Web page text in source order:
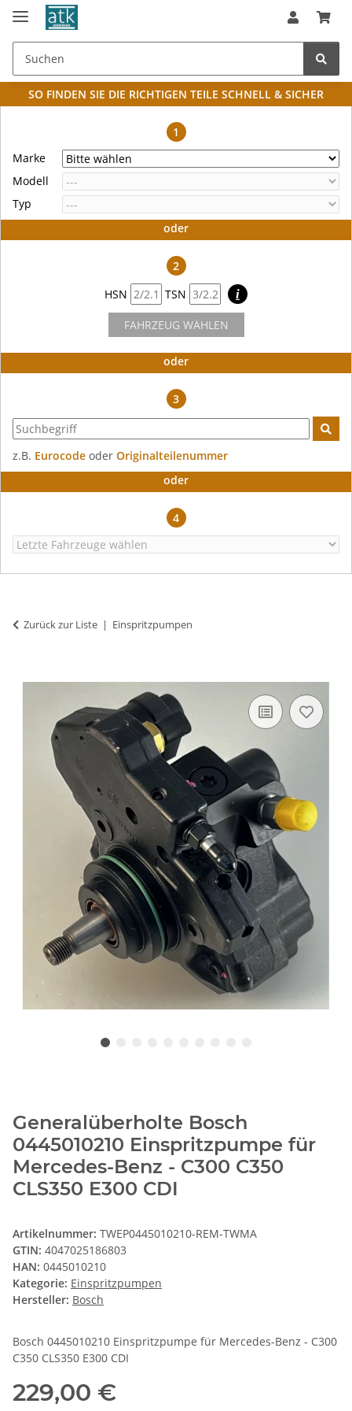
SO FINDEN SIE DIE RICHTIGEN TEILE SCHNELL & SICHER
1
Marke
Modell
Typ
oder
2
HSN
TSN i
FAHRZEUG WÄHLEN
oder
3
z.B. Eurocode oder Originalteilenummer
oder
4
Zurück zur Liste Einspritzpumpen
Generalüberholte Bosch
0445010210 Einspritzpumpe für
Mercedes-Benz - C300 C350
CLS350 E300 CDI
Artikelnummer: TWEP0445010210-REM-TWMA
GTIN: 4047025186803
HAN: 0445010210
Kategorie: Einspritzpumpen
Hersteller: Bosch
Bosch 0445010210 Einspritzpumpe für Mercedes-Benz - C300
C350 CLS350 E300 CDI
229,00 €